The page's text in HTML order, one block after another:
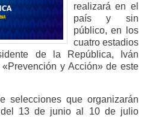
realizará en el
país y sin
público, en los
cuatro estadios
de la República, Iván
y Acción» de este
selecciones que organizarán
del 13 de junio al 10 de julio